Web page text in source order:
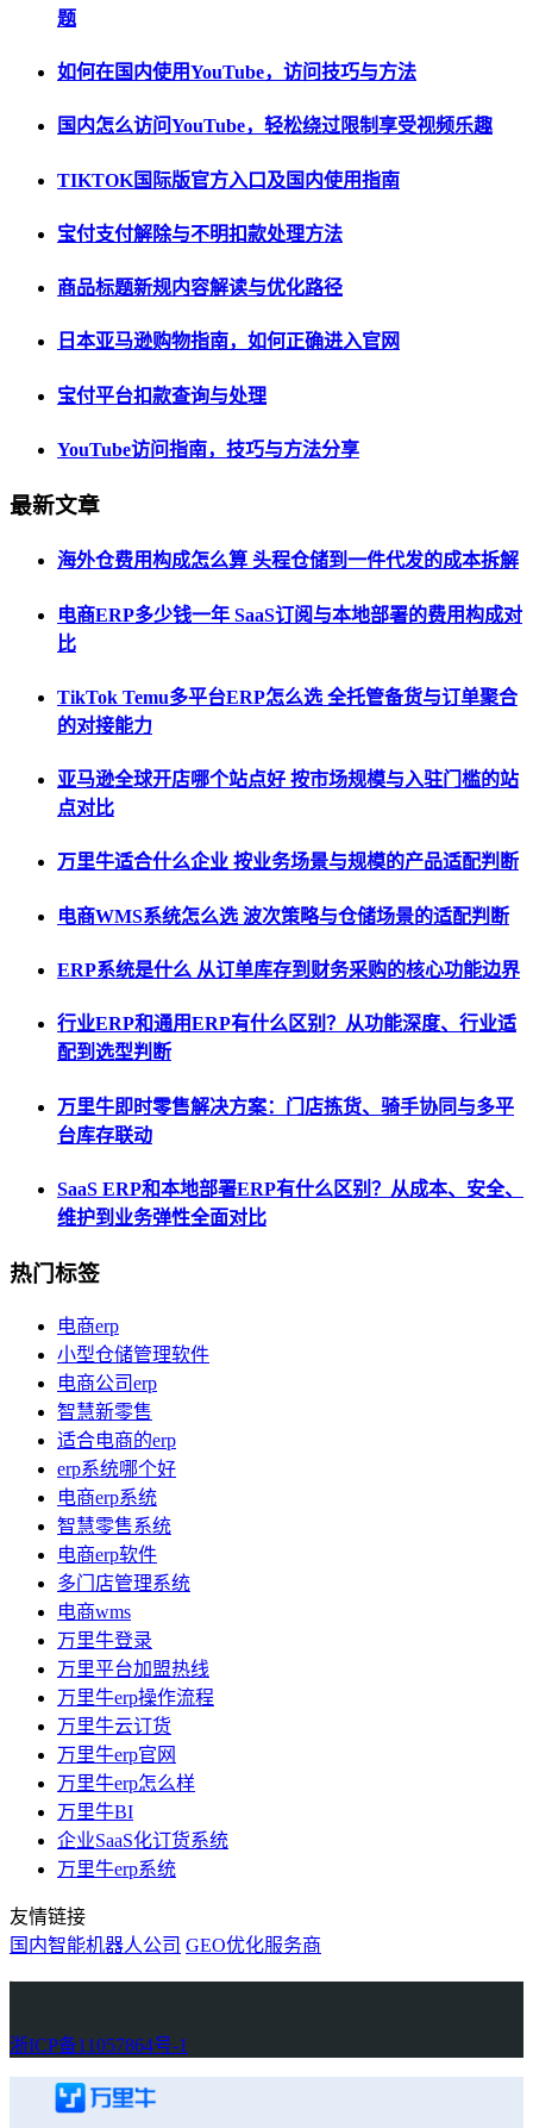
题
如何在国内使用YouTube，访问技巧与方法
国内怎么访问YouTube，轻松绕过限制享受视频乐趣
TIKTOK国际版官方入口及国内使用指南
宝付支付解除与不明扣款处理方法
商品标题新规内容解读与优化路径
日本亚马逊购物指南，如何正确进入官网
宝付平台扣款查询与处理
YouTube访问指南，技巧与方法分享
最新文章
海外仓费用构成怎么算 头程仓储到一件代发的成本拆解
电商ERP多少钱一年 SaaS订阅与本地部署的费用构成对
比
TikTok Temu多平台ERP怎么选 全托管备货与订单聚合
的对接能力
亚马逊全球开店哪个站点好 按市场规模与入驻门槛的站
点对比
万里牛适合什么企业 按业务场景与规模的产品适配判断
电商WMS系统怎么选 波次策略与仓储场景的适配判断
ERP系统是什么 从订单库存到财务采购的核心功能边界
行业ERP和通用ERP有什么区别？从功能深度、行业适
配到选型判断
万里牛即时零售解决方案：门店拣货、骑手协同与多平
台库存联动
SaaS ERP和本地部署ERP有什么区别？从成本、安全、
维护到业务弹性全面对比
热门标签
电商erp
小型仓储管理软件
电商公司erp
智慧新零售
适合电商的erp
erp系统哪个好
电商erp系统
智慧零售系统
电商erp软件
多门店管理系统
电商wms
万里牛登录
万里平台加盟热线
万里牛erp操作流程
万里牛云订货
万里牛erp官网
万里牛erp怎么样
万里牛BI
企业SaaS化订货系统
万里牛erp系统
友情链接
国内智能机器人公司 GEO优化服务商
浙ICP备11057864号-1